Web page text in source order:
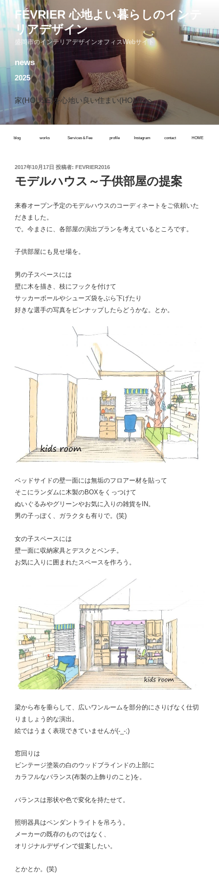
コ
ン
テ
プ
FÉVRIER 心地よい暮らしのインテ
リアデザイン
盛岡市のインテリアデザインオフィスWebサイト
news
2025
家(HOUSE)を心地い良い住まい(HOME)へ
blog works Services＆Fee profile Instagram contact HOME
投
日:
2017年10月17日 投稿者: FEVRIER2016
モデルハウス～子供部屋の提案
来春オープン予定のモデルハウスのコーディネートをご依頼いた
だきました。
で。今まさに、 各部屋の演出プランを考えているところです。
子供部屋にも見せ場を。
男の子スペースには
壁に木を描き、枝にフックを付けて
サッカーボールやシューズ袋をぶら下げたり
好きな選手の写真をピンナップしたらどうかな。とか。
ベッドサイドの壁一面には無垢のフロアー材を貼って
そこにランダムに木製のBOXをくっつけて
ぬいぐるみやグリーンやお気に入りの雑貨をIN。
男の子っぽく、ガラクタも有りで。(笑)
女の子スペースには
壁一面に収納家具とデスクとベンチ。
お気に入りに囲まれたスペースを作ろう。
梁から布を垂らして、広いワンルームを部分的にさりげなく仕切
りましょう的な演出。
絵ではうまく表現できていませんが(-_-;)
窓回りは
ビンテージ塗装の白のウッドブラインドの上部に
カラフルなバランス(布製の上飾りのこと)を。
バランスは形状や色で変化を持たせて。
照明器具はペンダントライトを吊ろう。
メーカーの既存のものではなく、
オリジナルデザインで提案したい。
とかとか。(笑)